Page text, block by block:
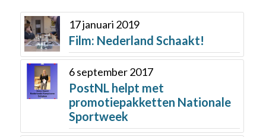
17 januari 2019
Film: Nederland Schaakt!
6 september 2017
PostNL helpt met
promotiepakketten Nationale
Sportweek